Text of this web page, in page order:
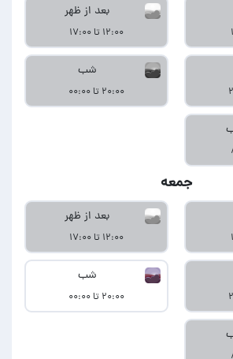
بعد از ظهر
۱۲:۰۰ تا ۱۷:۰۰
شب
۲۰:۰۰ تا ۰۰:۰۰
جمعه
بعد از ظهر
۱۲:۰۰ تا ۱۷:۰۰
شب
۲۰:۰۰ تا ۰۰:۰۰